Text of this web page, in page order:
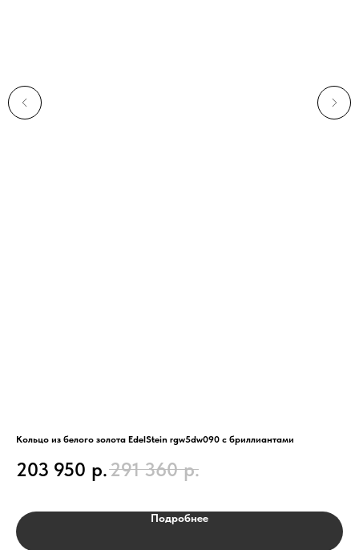
Кольцо из белого золота EdelStein rgw5dw090 с бриллиантами
203 950 р.291 360 р.
Подробнее